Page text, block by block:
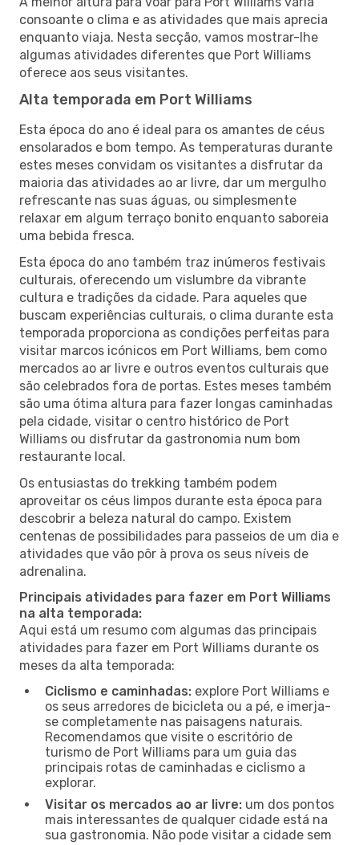
consoante o clima e as atividades que mais aprecia
enquanto viaja. Nesta secção, vamos mostrar-lhe
algumas atividades diferentes que Port Williams
oferece aos seus visitantes.
Alta temporada em Port Williams
Esta época do ano é ideal para os amantes de céus
ensolarados e bom tempo. As temperaturas durante
estes meses convidam os visitantes a disfrutar da
maioria das atividades ao ar livre, dar um mergulho
refrescante nas suas águas, ou simplesmente
relaxar em algum terraço bonito enquanto saboreia
uma bebida fresca.
Esta época do ano também traz inúmeros festivais
culturais, oferecendo um vislumbre da vibrante
cultura e tradições da cidade. Para aqueles que
buscam experiências culturais, o clima durante esta
temporada proporciona as condições perfeitas para
visitar marcos icónicos em Port Williams, bem como
mercados ao ar livre e outros eventos culturais que
são celebrados fora de portas. Estes meses também
são uma ótima altura para fazer longas caminhadas
pela cidade, visitar o centro histórico de Port
Williams ou disfrutar da gastronomia num bom
restaurante local.
Os entusiastas do trekking também podem
aproveitar os céus limpos durante esta época para
descobrir a beleza natural do campo. Existem
centenas de possibilidades para passeios de um dia e
atividades que vão pôr à prova os seus níveis de
adrenalina.
Principais atividades para fazer em Port Williams
na alta temporada:
Aqui está um resumo com algumas das principais
atividades para fazer em Port Williams durante os
meses da alta temporada:
Ciclismo e caminhadas: explore Port Williams e
os seus arredores de bicicleta ou a pé, e imerja-
se completamente nas paisagens naturais.
Recomendamos que visite o escritório de
turismo de Port Williams para um guia das
principais rotas de caminhadas e ciclismo a
explorar.
Visitar os mercados ao ar livre: um dos pontos
mais interessantes de qualquer cidade está na
sua gastronomia. Não pode visitar a cidade sem